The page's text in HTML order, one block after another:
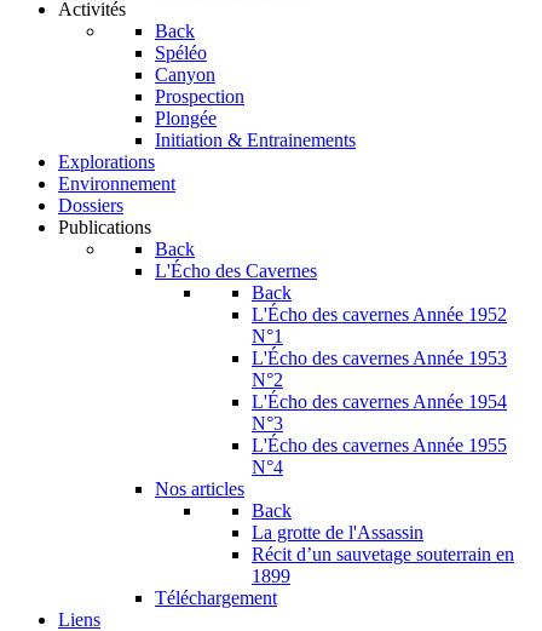
Activités
Back
Spéléo
Canyon
Prospection
Plongée
Initiation & Entrainements
Explorations
Environnement
Dossiers
Publications
Back
L'Écho des Cavernes
Back
L'Écho des cavernes Année 1952
N°1
L'Écho des cavernes Année 1953
N°2
L'Écho des cavernes Année 1954
N°3
L'Écho des cavernes Année 1955
N°4
Nos articles
Back
La grotte de l'Assassin
Récit d’un sauvetage souterrain en
1899
Téléchargement
Liens